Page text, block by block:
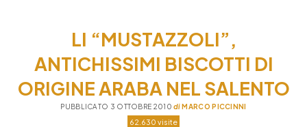
LI “MUSTAZZOLI”,
ANTICHISSIMI BISCOTTI DI
ORIGINE ARABA NEL SALENTO
PUBBLICATO 3 OTTOBRE 2010diMARCO PICCINNI
62.630 visite